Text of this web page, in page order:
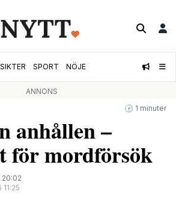
SPORT NÖJE
ANNONS
🕝 1 minuter
anhållen –
för mordförsök